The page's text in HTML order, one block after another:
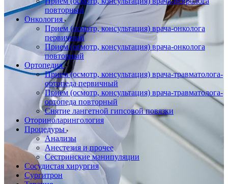
повторный
Онкология
Прием (осмотр, консультация) врача-онколога
первичный
Прием (осмотр, консультация) врача-онколога
повторный
Ортопедия
Прием (осмотр, консультация) врача-травматолога-
ортопеда первичный
Прием (осмотр, консультация) врача-травматолога-
ортопеда повторный
Снятие лангетной гипсовой повязки
Оториноларингология
Процедуры
Анализы
Анестезия и прочее
Сестринские манипуляции
Сосудистая хирургия
Сургитрон